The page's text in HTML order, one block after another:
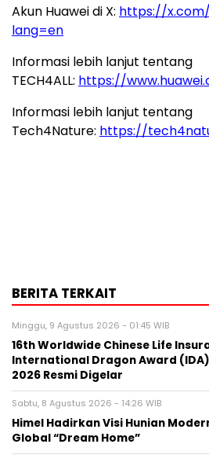
Akun Huawei di X: https://
lang=en
Informasi lebih lanjut tentang
TECH4ALL: https://
Informasi lebih lanjut tentang
Tech4Nature: https://
BERITA TERKAIT
Minggu, 9 Agustus 2026 - 01:45 WIB
16th Worldwide Chinese Life
International Dragon Award
2026 Resmi Digelar
Sabtu, 8 Agustus 2026 - 14:26 WIB
Himel Hadirkan Visi Hunian
Global “Dream Home”